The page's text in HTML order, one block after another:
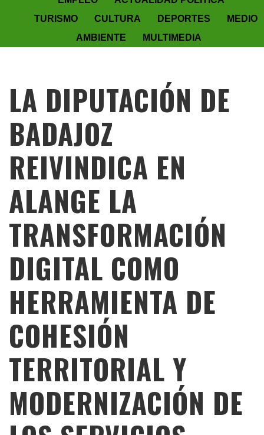
TURISMO
CULTURA DEPORTES
MEDIO
AMBIENTE
MULTIMEDIA
LA DIPUTACIÓN DE
BADAJOZ
REIVINDICA EN
ALANGE LA
TRANSFORMACIÓN
DIGITAL COMO
HERRAMIENTA DE
COHESIÓN
TERRITORIAL Y
MODERNIZACIÓN DE